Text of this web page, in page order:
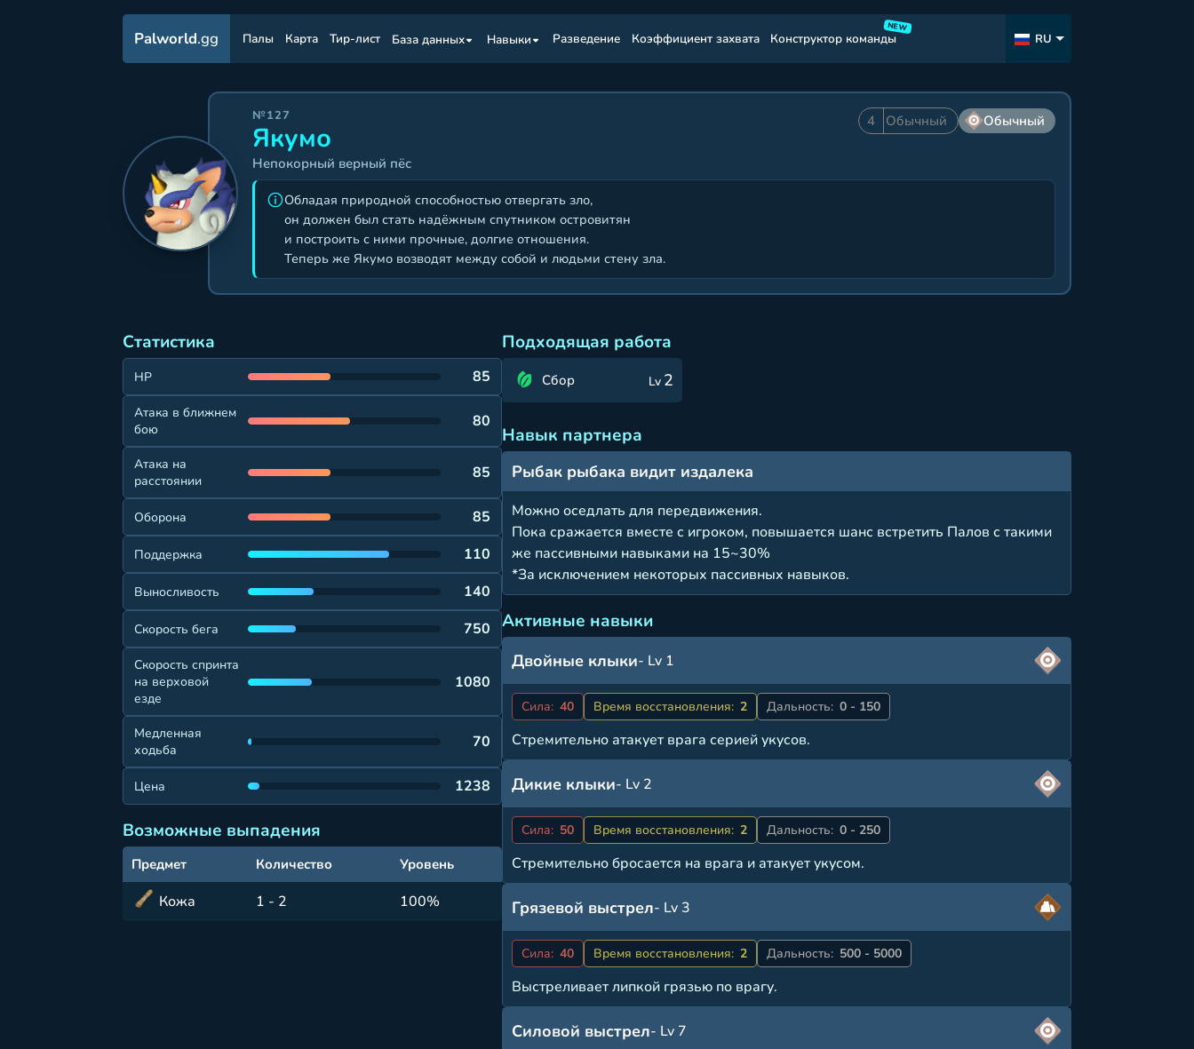
Palworld.gg Палы Карта Тир-лист База данных Навыки Pазведение Коэффициент захвата Конструктор команды
NEW
RU
№127
Якумо
Непокорный верный пёс
4 Обычный Обычный
Обладая природной способностью отвергать зло,
он должен был стать надёжным спутником островитян
и построить с ними прочные, долгие отношения.
Теперь же Якумо возводят между собой и людьми стену зла.
Статистика
HP 85
Атака в ближнем
бою
80
Атака на
расстоянии
85
Оборона 85
Поддержка 110
Выносливость 140
Скорость бега 750
Скорость спринта
на верховой
езде
1080
Медленная
ходьба
70
Цена 1238
Возможные выпадения
Предмет Количество Уровень
Кожа 1 - 2 100%
Подходящая работа
Сбор Lv 2
Навык партнера
Рыбак рыбака видит издалека
Можно оседлать для передвижения.
Пока сражается вместе с игроком, повышается шанс встретить Палов с такими
же пассивными навыками на 15~30%
*За исключением некоторых пассивных навыков.
Активные навыки
Двойные клыки- Lv 1
Сила: 40 Время восстановления: 2 Дальность: 0 - 150
Стремительно атакует врага серией укусов.
Дикие клыки- Lv 2
Сила: 50 Время восстановления: 2 Дальность: 0 - 250
Стремительно бросается на врага и атакует укусом.
Грязевой выстрел- Lv 3
Сила: 40 Время восстановления: 2 Дальность: 500 - 5000
Выстреливает липкой грязью по врагу.
Силовой выстрел- Lv 7